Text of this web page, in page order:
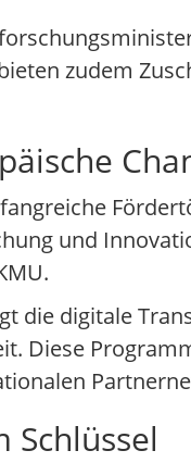
zudem
und
die digitale
Diese
Schlüssel